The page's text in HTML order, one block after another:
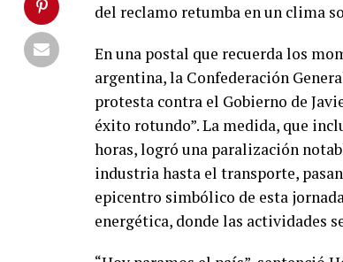
del reclamo retumba en un clima
En una postal que recuerda los
argentina, la Confederación
protesta contra el Gobierno de
éxito rotundo”. La medida, que
horas, logró una paralización
industria hasta el transporte,
epicentro simbólico de esta
energética, donde las actividades